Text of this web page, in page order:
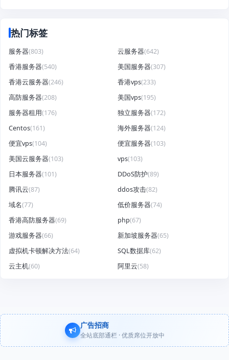
热门标签
服务器(803) 云服务器(642)
香港服务器(540) 美国服务器(307)
香港云服务器(246) 香港vps(233)
高防服务器(208) 美国vps(195)
服务器租用(176) 独立服务器(172)
Centos(161) 海外服务器(124)
便宜vps(104) 便宜服务器(103)
美国云服务器(103) vps(103)
日本服务器(101) DDoS防护(89)
腾讯云(87) ddos攻击(82)
域名(77) 低价服务器(74)
香港高防服务器(69) php(67)
游戏服务器(66) 新加坡服务器(65)
虚拟机卡顿解决方法(64) SQL数据库(62)
云主机(60) 阿里云(58)
广告招商
全站底部通栏 · 优质席位开放中